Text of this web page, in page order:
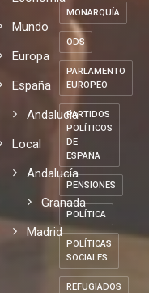
Mundo
Europa
España
Andalucia
Local
Andalucía
Granada
Madrid
MONARQUÍA
ODS
PARLAMENTO
EUROPEO
PARTIDOS
POLÍTICOS
DE
ESPAÑA
PENSIONES
POLÍTICA
POLÍTICAS
SOCIALES
REFUGIADOS